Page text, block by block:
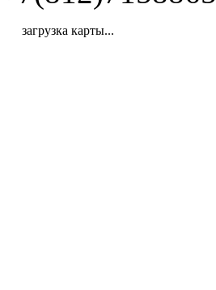
загрузка карты...